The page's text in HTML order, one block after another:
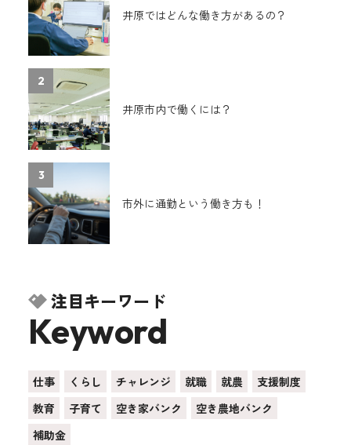
井原ではどんな働き方があるの？
2
井原市内で働くには？
3
市外に通勤という働き方も！
注目キーワード
Keyword
仕事 くらし チャレンジ 就職 就農
支援制度
教育
子育て 空き家バンク
空き農地バンク
補助金